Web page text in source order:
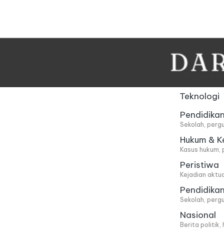
to
Teknologi
Pendidikan
Sekolah,
Hukum &
Kasus
Peristiwa
Kejadian
Pendidikan
Sekolah,
Nasional
Berita politik,